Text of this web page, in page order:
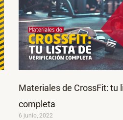
Materiales de CrossFit: tu
completa
6 junio, 2022